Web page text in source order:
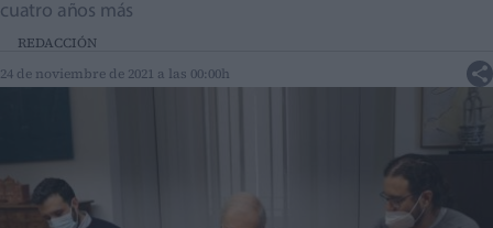
cuatro años más
REDACCIÓN
24 de noviembre de 2021 a las 00:00h